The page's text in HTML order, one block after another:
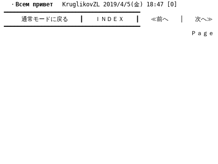
・ Bсем привет KruglikovZL 2019/4/5(金) 18:47 [0]
━━━━━━━━━━━━━━━━━━━━━━━━━━━━━━━━━━━━━━━━
通常モードに戻る
ＩＮＤＥＸ ≪前へ
次へ≫
━━━━━━━━━━━━━━━━━━━━━━━━━━━━━━━━━━━━━━━━
Ｐａｇｅ